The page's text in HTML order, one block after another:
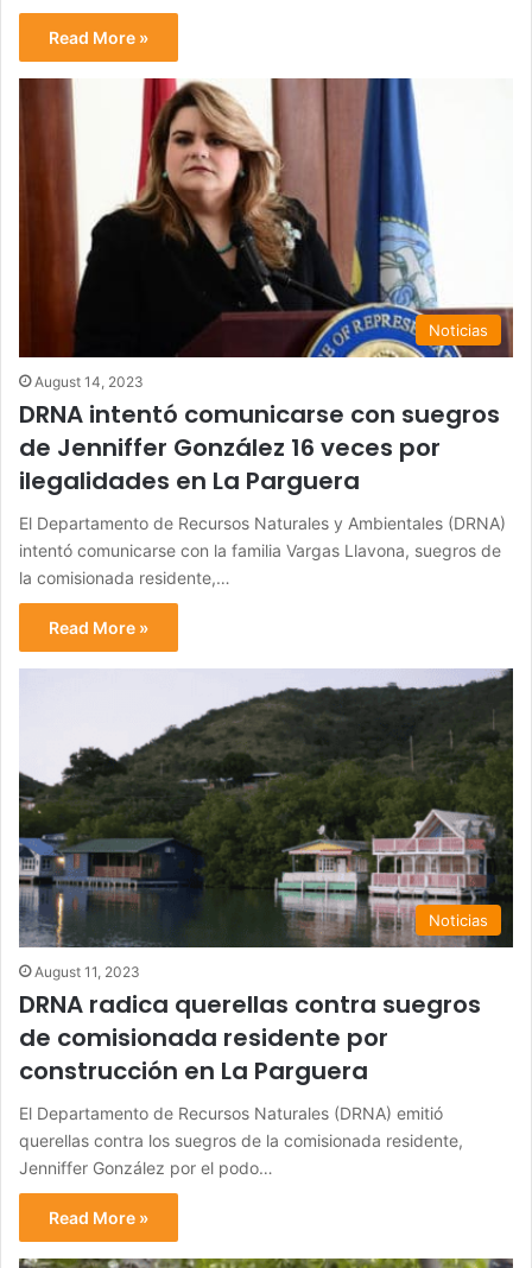
Read More »
Noticias
August 14, 2023
DRNA intentó comunicarse con suegros
de Jenniffer González 16 veces por
ilegalidades en La Parguera
El Departamento de Recursos Naturales y Ambientales (DRNA)
intentó comunicarse con la familia Vargas Llavona, suegros de
la comisionada residente,…
Read More »
Noticias
August 11, 2023
DRNA radica querellas contra suegros
de comisionada residente por
construcción en La Parguera
El Departamento de Recursos Naturales (DRNA) emitió
querellas contra los suegros de la comisionada residente,
Jenniffer González por el podo…
Read More »